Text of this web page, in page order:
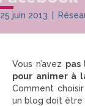
25 juin 2013
Vous n’avez pas
pour animer à
Comment
un blog doit être